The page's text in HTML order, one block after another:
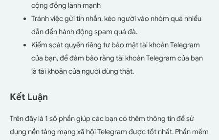
cộng đồng lành mạnh
Tránh việc gửi tin nhắn, kéo người vào nhóm quá nhiều
dẫn đến hành động spam quá đà.
Kiểm soát quyền riêng tư bảo mật tài khoản Telegram
của bạn, để đảm bảo rằng tài khoản Telegram của bạn
là tài khoản của người dùng thật.
Kết Luận
Trên đây là 1 số phần giúp các bạn có thêm thông tin để sử
dụng nền tảng mạng xã hội Telegram được tốt nhất. Phần mềm